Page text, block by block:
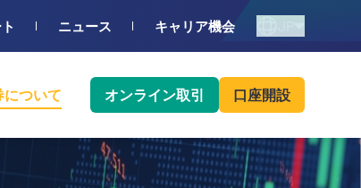
ニュース キャリア機会
について オンライン取引 口座開設